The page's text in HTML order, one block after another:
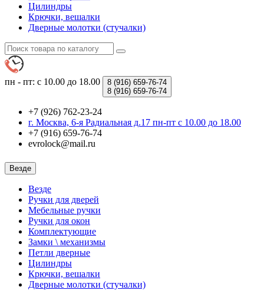
Цилиндры
Крючки, вешалки
Дверные молотки (стучалки)
пн - пт: с 10.00 до 18.00 8 (916) 659-76-74
8 (916) 659-76-74
+7 (926) 762-23-24
г. Москва, 6-я Радиальная д.17 пн-пт с 10.00 до 18.00
+7 (916) 659-76-74
evrolock@mail.ru
Везде
Везде
Ручки для дверей
Мебельные ручки
Ручки для окон
Комплектующие
Замки \ механизмы
Петли дверные
Цилиндры
Крючки, вешалки
Дверные молотки (стучалки)